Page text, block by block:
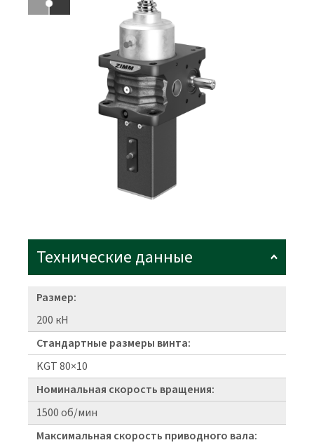
Технические данные
Размер:
200 кН
Стандартные размеры винта:
KGT 80×10
Номинальная скорость вращения:
1500 об/мин
Максимальная скорость приводного вала: